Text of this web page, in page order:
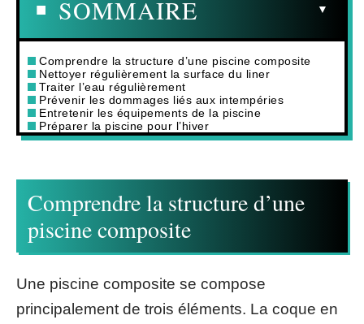
SOMMAIRE
Comprendre la structure d’une piscine composite
Nettoyer régulièrement la surface du liner
Traiter l’eau régulièrement
Prévenir les dommages liés aux intempéries
Entretenir les équipements de la piscine
Préparer la piscine pour l’hiver
Comprendre la structure d’une
piscine composite
Une piscine composite se compose
principalement de trois éléments. La coque en